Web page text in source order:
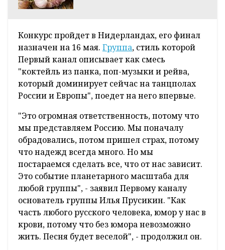
Конкурс пройдет в Нидерландах, его финал
назначен на 16 мая. Группа, стиль которой
Первый канал описывает как смесь
"коктейль из панка, поп-музыки и рейва,
который доминирует сейчас на танцполах
России и Европы", поедет на него впервые.
"Это огромная ответственность, потому что
мы представляем Россию. Мы поначалу
обрадовались, потом пришел страх, потому
что надежд всегда много. Но мы
постараемся сделать все, что от нас зависит.
Это событие планетарного масштаба для
любой группы", - заявил Первому каналу
основатель группы Илья Прусикин. "Как
часть любого русского человека, юмор у нас в
крови, потому что без юмора невозможно
жить. Песня будет веселой", - продолжил он.